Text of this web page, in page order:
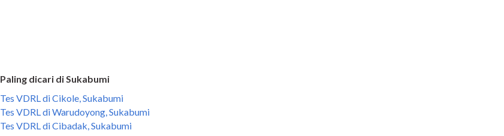
Paling dicari di Sukabumi
Tes VDRL di Cikole, Sukabumi
Tes VDRL di Warudoyong, Sukabumi
Tes VDRL di Cibadak, Sukabumi